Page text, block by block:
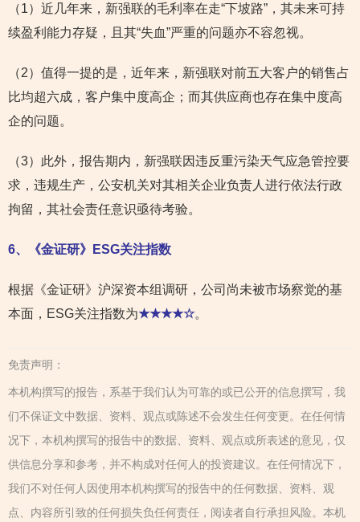
（1）近几年来，新强联的毛利率在走“下坡路”，其未来可持
续盈利能力存疑，且其“失血”严重的问题亦不容忽视。
（2）值得一提的是，近年来，新强联对前五大客户的销售占
比均超六成，客户集中度高企；而其供应商也存在集中度高
企的问题。
（3）此外，报告期内，新强联因违反重污染天气应急管控要
求，违规生产，公安机关对其相关企业负责人进行依法行政
拘留，其社会责任意识亟待考验。
6、《金证研》ESG关注指数
根据《金证研》沪深资本组调研，公司尚未被市场察觉的基
本面，ESG关注指数为★★★★☆。
免责声明：
本机构撰写的报告，系基于我们认为可靠的或已公开的信息撰写，我
们不保证文中数据、资料、观点或陈述不会发生任何变更。在任何情
况下，本机构撰写的报告中的数据、资料、观点或所表述的意见，仅
供信息分享和参考，并不构成对任何人的投资建议。在任何情况下，
我们不对任何人因使用本机构撰写的报告中的任何数据、资料、观
点、内容所引致的任何损失负任何责任，阅读者自行承担风险。本机